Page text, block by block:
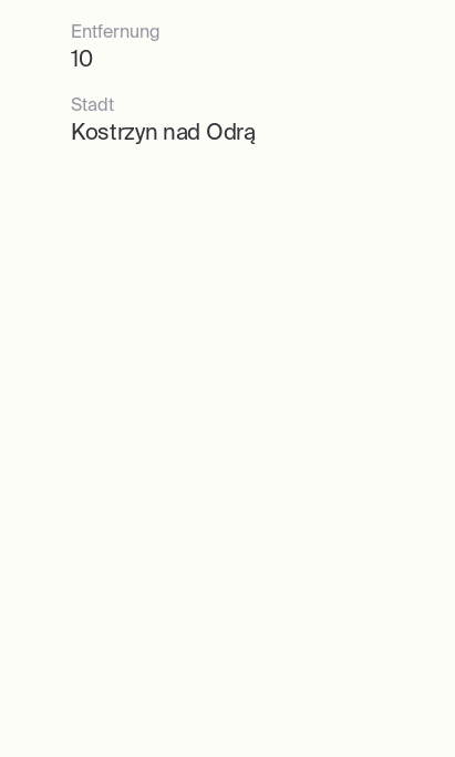
Entfernung
10
Stadt
Kostrzyn nad Odrą